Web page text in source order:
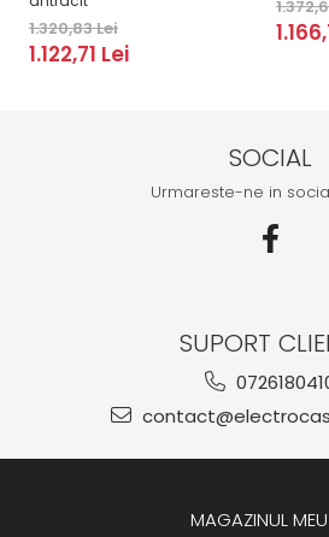
1.320,83 Lei
1.122,71 Lei
SOCIAL
Urmareste-ne in
SUPORT
MAGAZINUL MEU